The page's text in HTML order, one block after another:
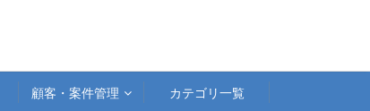
顧客・案件管理 カテゴリ一覧